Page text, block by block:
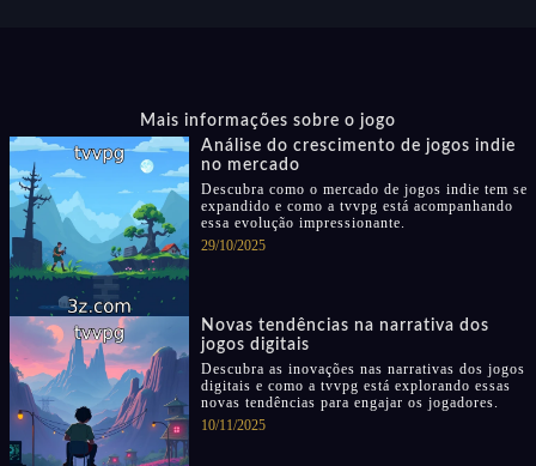
Mais informações sobre o jogo
Análise do crescimento de jogos indie
no mercado
Descubra como o mercado de jogos indie tem se
expandido e como a tvvpg está acompanhando
essa evolução impressionante.
29/10/2025
Novas tendências na narrativa dos
jogos digitais
Descubra as inovações nas narrativas dos jogos
digitais e como a tvvpg está explorando essas
novas tendências para engajar os jogadores.
10/11/2025